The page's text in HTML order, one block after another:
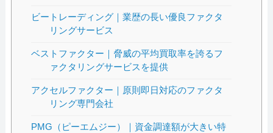
ビートレーディング｜業歴の長い優良ファクタ
リングサービス
ベストファクター｜脅威の平均買取率を誇るフ
ァクタリングサービスを提供
アクセルファクター｜原則即日対応のファクタ
リング専門会社
PMG（ピーエムジー）｜資金調達額が大きい特